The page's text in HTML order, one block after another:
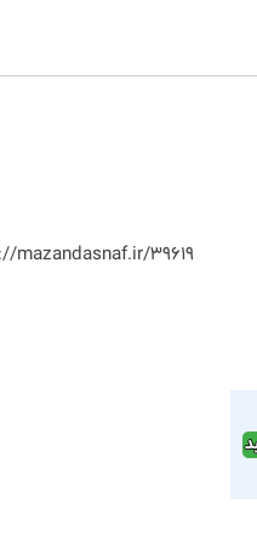
mazandasnaf.ir/39619